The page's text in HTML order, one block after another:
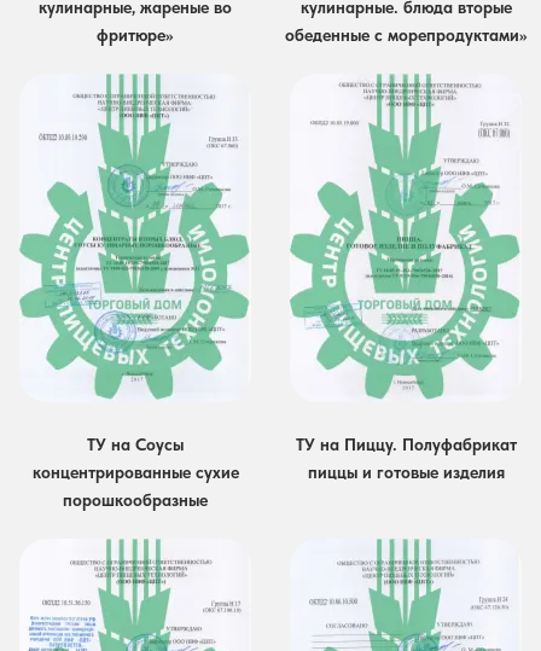
кулинарные, жареные во
фритюре»
кулинарные. блюда вторые
обеденные с морепродуктами»
ТУ на Соусы
концентрированные сухие
порошкообразные
ТУ на Пиццу. Полуфабрикат
пиццы и готовые изделия